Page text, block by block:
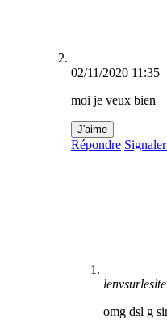
02/11/2020 11:35
moi je veux bien
J'aime
Répondre
lenvsurlesite
omg dsl g